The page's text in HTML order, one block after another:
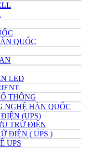
QUỐC
LED
THÔNG
NGHỆ HÀN QUỐC
(UPS)
TRỮ ĐIỆN
ĐIỆN ( UPS )
UPS